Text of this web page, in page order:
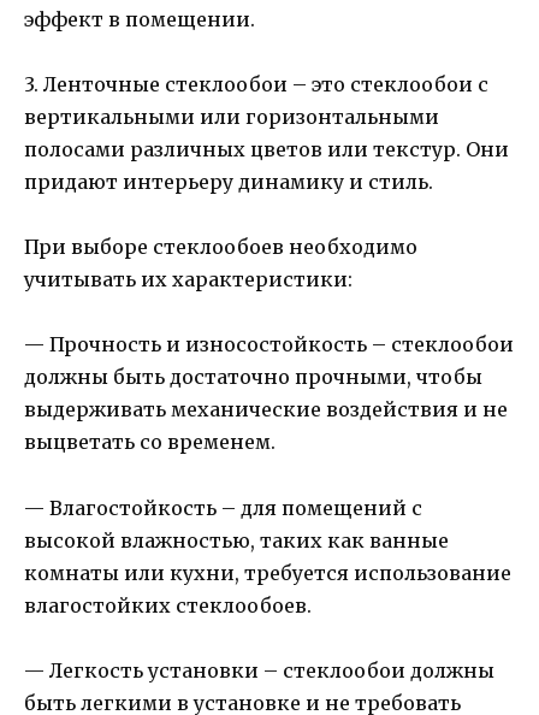
эффект в помещении.
3. Ленточные стеклообои – это стеклообои с
вертикальными или горизонтальными
полосами различных цветов или текстур. Они
придают интерьеру динамику и стиль.
При выборе стеклообоев необходимо
учитывать их характеристики:
— Прочность и износостойкость – стеклообои
должны быть достаточно прочными, чтобы
выдерживать механические воздействия и не
выцветать со временем.
— Влагостойкость – для помещений с
высокой влажностью, таких как ванные
комнаты или кухни, требуется использование
влагостойких стеклообоев.
— Легкость установки – стеклообои должны
быть легкими в установке и не требовать